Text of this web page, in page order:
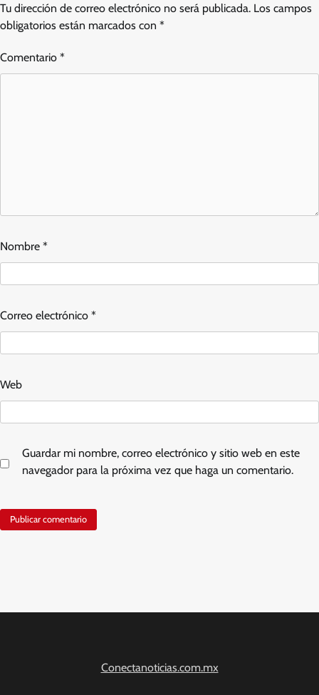
Tu dirección de correo electrónico no será publicada. Los campos
obligatorios están marcados con *
Comentario *
Nombre *
Correo electrónico *
Web
Guardar mi nombre, correo electrónico y sitio web en este
navegador para la próxima vez que haga un comentario.
Conectanoticias.com.mx